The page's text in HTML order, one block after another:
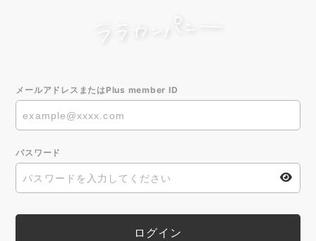
メールアドレスまたはPlus member ID
パスワード